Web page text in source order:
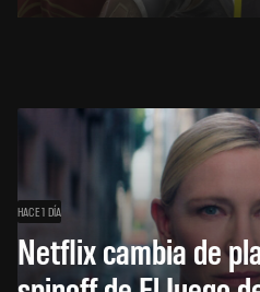
HACE 1 DÍA
Netflix cambia de